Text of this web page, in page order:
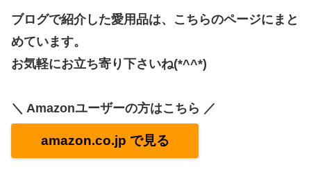
ブログで紹介した愛用品は、こちらのページにまと
めています。
お気軽にお立ち寄り下さいね(*^^*)
＼ Amazonユーザーの方はこちら ／
amazon.co.jp で見る